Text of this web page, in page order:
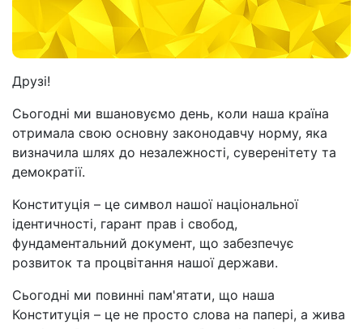
Друзі!
Сьогодні ми вшановуємо день, коли наша країна
отримала свою основну законодавчу норму, яка
визначила шлях до незалежності, суверенітету та
демократії.
Конституція – це символ нашої національної
ідентичності, гарант прав і свобод,
фундаментальний документ, що забезпечує
розвиток та процвітання нашої держави.
Сьогодні ми повинні пам'ятати, що наша
Конституція – це не просто слова на папері, а жива